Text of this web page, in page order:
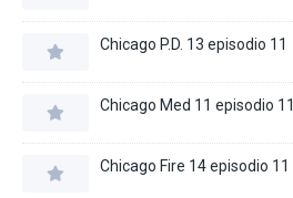
Chicago P.D. 13 episodio 11
Chicago Med 11 episodio 11
Chicago Fire 14 episodio 11